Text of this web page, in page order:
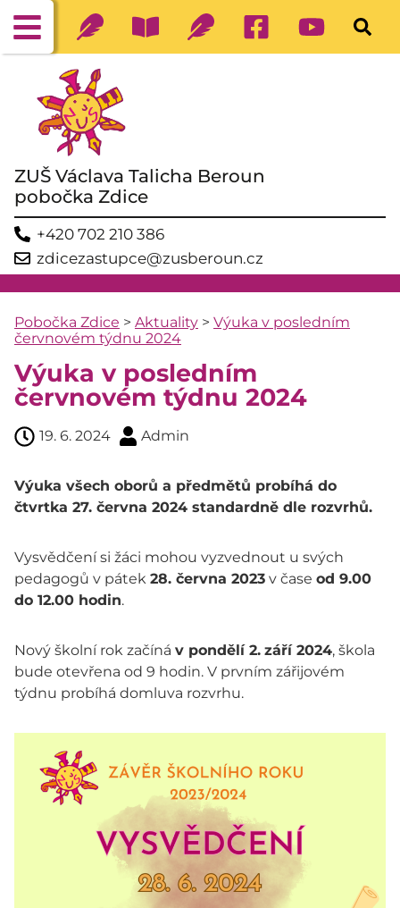
ZUŠ Václava Talicha Beroun
pobočka Zdice
+420 702 210 386
zdicezastupce@zusberoun.cz
Pobočka Zdice > Aktuality > Výuka v posledním
červnovém týdnu 2024
Výuka v posledním
červnovém týdnu 2024
19. 6. 2024 Admin
Výuka všech oborů a předmětů probíhá do
čtvrtka 27. června 2024 standardně dle rozvrhů.
Vysvědčení si žáci mohou vyzvednout u svých
pedagogů v pátek 28. června 2023 v čase od 9.00
do 12.00 hodin.
Nový školní rok začíná v pondělí 2. září 2024, škola
bude otevřena od 9 hodin. V prvním zářijovém
týdnu probíhá domluva rozvrhu.